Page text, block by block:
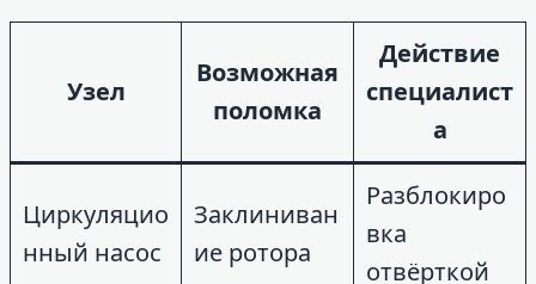
Узел
Возможная
поломка
Действие
специалист
а
Циркуляцио
нный насос
Заклиниван
ие ротора
Разблокиро
вка
отвёрткой